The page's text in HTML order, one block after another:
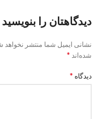
دیدگاهتان را بنویسید
نشانی ایمیل شما منتشر نخواهد
شده‌اند *
دیدگاه *